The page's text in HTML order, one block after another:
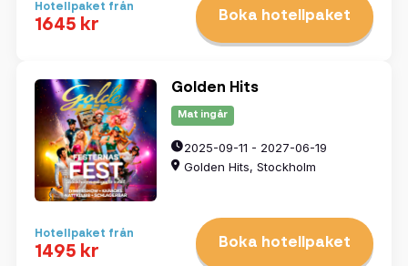
Hotellpaket från
1645 kr Boka hotellpaket
Golden Hits
Mat ingår
2025-09-11 - 2027-06-19
Golden Hits, Stockholm
Hotellpaket från
1495 kr Boka hotellpaket